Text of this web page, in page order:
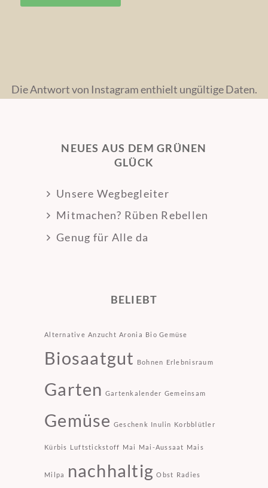
Die Antwort von Instagram enthielt ungültige Daten.
NEUES AUS DEM GRÜNEN
GLÜCK
Unsere Wegbegleiter
Mitmachen? Rüben Rebellen
Genug für Alle da
BELIEBT
Alternative Anzucht Aronia Bio Gemüse
Biosaatgut Bohnen Erlebnisraum
Garten Gartenkalender Gemeinsam
Gemüse Geschenk Inulin Korbblütler
Kürbis Luftstickstoff Mai Mai-Aussaat Mais
Milpa nachhaltig Obst Radies